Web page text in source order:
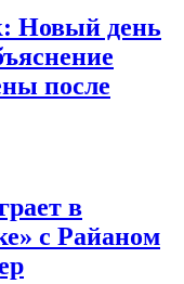
Новый день
после
в
с Райаном